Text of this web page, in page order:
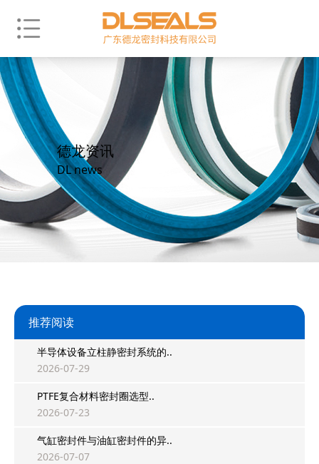
德龙资讯
DL news
推荐阅读
半导体设备立柱静密封系统的..
2026-07-29
PTFE复合材料密封圈选型..
2026-07-23
气缸密封件与油缸密封件的异..
2026-07-07